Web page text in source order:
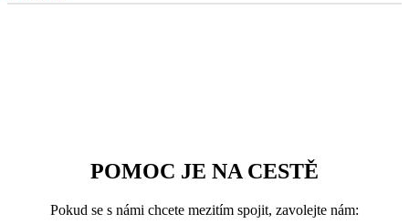
POMOC JE NA CESTĚ
Pokud se s námi chcete mezitím spojit, zavolejte nám: